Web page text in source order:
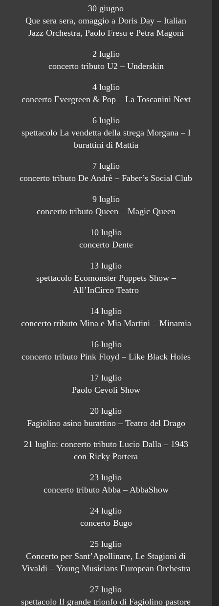
30 giugno
Que sera sera, omaggio a Doris Day – Italian
Jazz Orchestra, Paolo Fresu e Petra Magoni
2 luglio
concerto tributo U2 – Underskin
4 luglio
concerto Evergreen & Pop – La Toscanini Next
6 luglio
spettacolo La vendetta della strega Morgana – I
burattini di Mattia
7 luglio
concerto tributo De Andrè – Faber’s Social Club
9 luglio
concerto tributo Queen – Magic Queen
10 luglio
concerto Dente
13 luglio
spettacolo Ecomonster Puppets Show –
All’InCirco Teatro
14 luglio
concerto tributo Mina e Mia Martini – Minamia
16 luglio
concerto tributo Pink Floyd – Like Black Holes
17 luglio
Paolo Cevoli Show
20 luglio
Fagiolino asino burattino – Teatro del Drago
21 luglio: concerto tributo Lucio Dalla – 1943
con Ricky Portera
23 luglio
concerto tributo Abba – AbbaShow
24 luglio
concerto Bugo
25 luglio
Concerto per Sant’Apollinare, Le Stagioni di
Vivaldi – Young Musicians European Orchestra
27 luglio
spettacolo Il grande trionfo di Fagiolino pastore